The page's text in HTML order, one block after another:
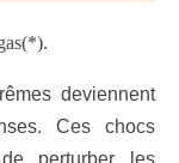
deviennent
Ces chocs